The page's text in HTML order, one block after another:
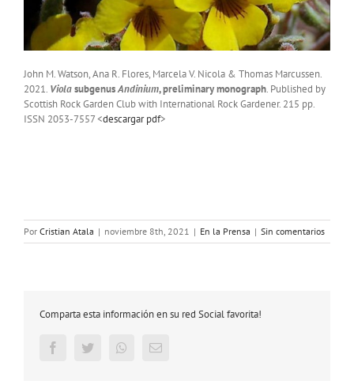
John M. Watson, Ana R. Flores, Marcela V. Nicola & Thomas Marcussen.
2021. ViolasubgenusAndinium, preliminary monograph. Published by
Scottish Rock Garden Club with International Rock Gardener. 215 pp.
ISSN 2053-7557 <descargar pdf>
Por Cristian Atala | noviembre 8th, 2021 | En la Prensa | Sin comentarios
Comparta esta información en su red Social favorita!
FacebookTwitter WhatsappEmail